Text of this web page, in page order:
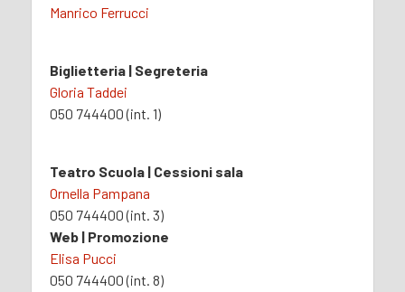
Manrico Ferrucci
Biglietteria | Segreteria
Gloria Taddei
050 744400 (int. 1)
Teatro Scuola | Cessioni sala
Ornella Pampana
050 744400 (int. 3)
Web | Promozione
Elisa Pucci
050 744400 (int. 8)